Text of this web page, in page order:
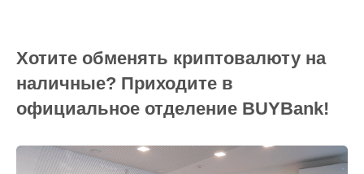
Хотите обменять криптовалюту на
наличные? Приходите в
официальное отделение BUYBank!